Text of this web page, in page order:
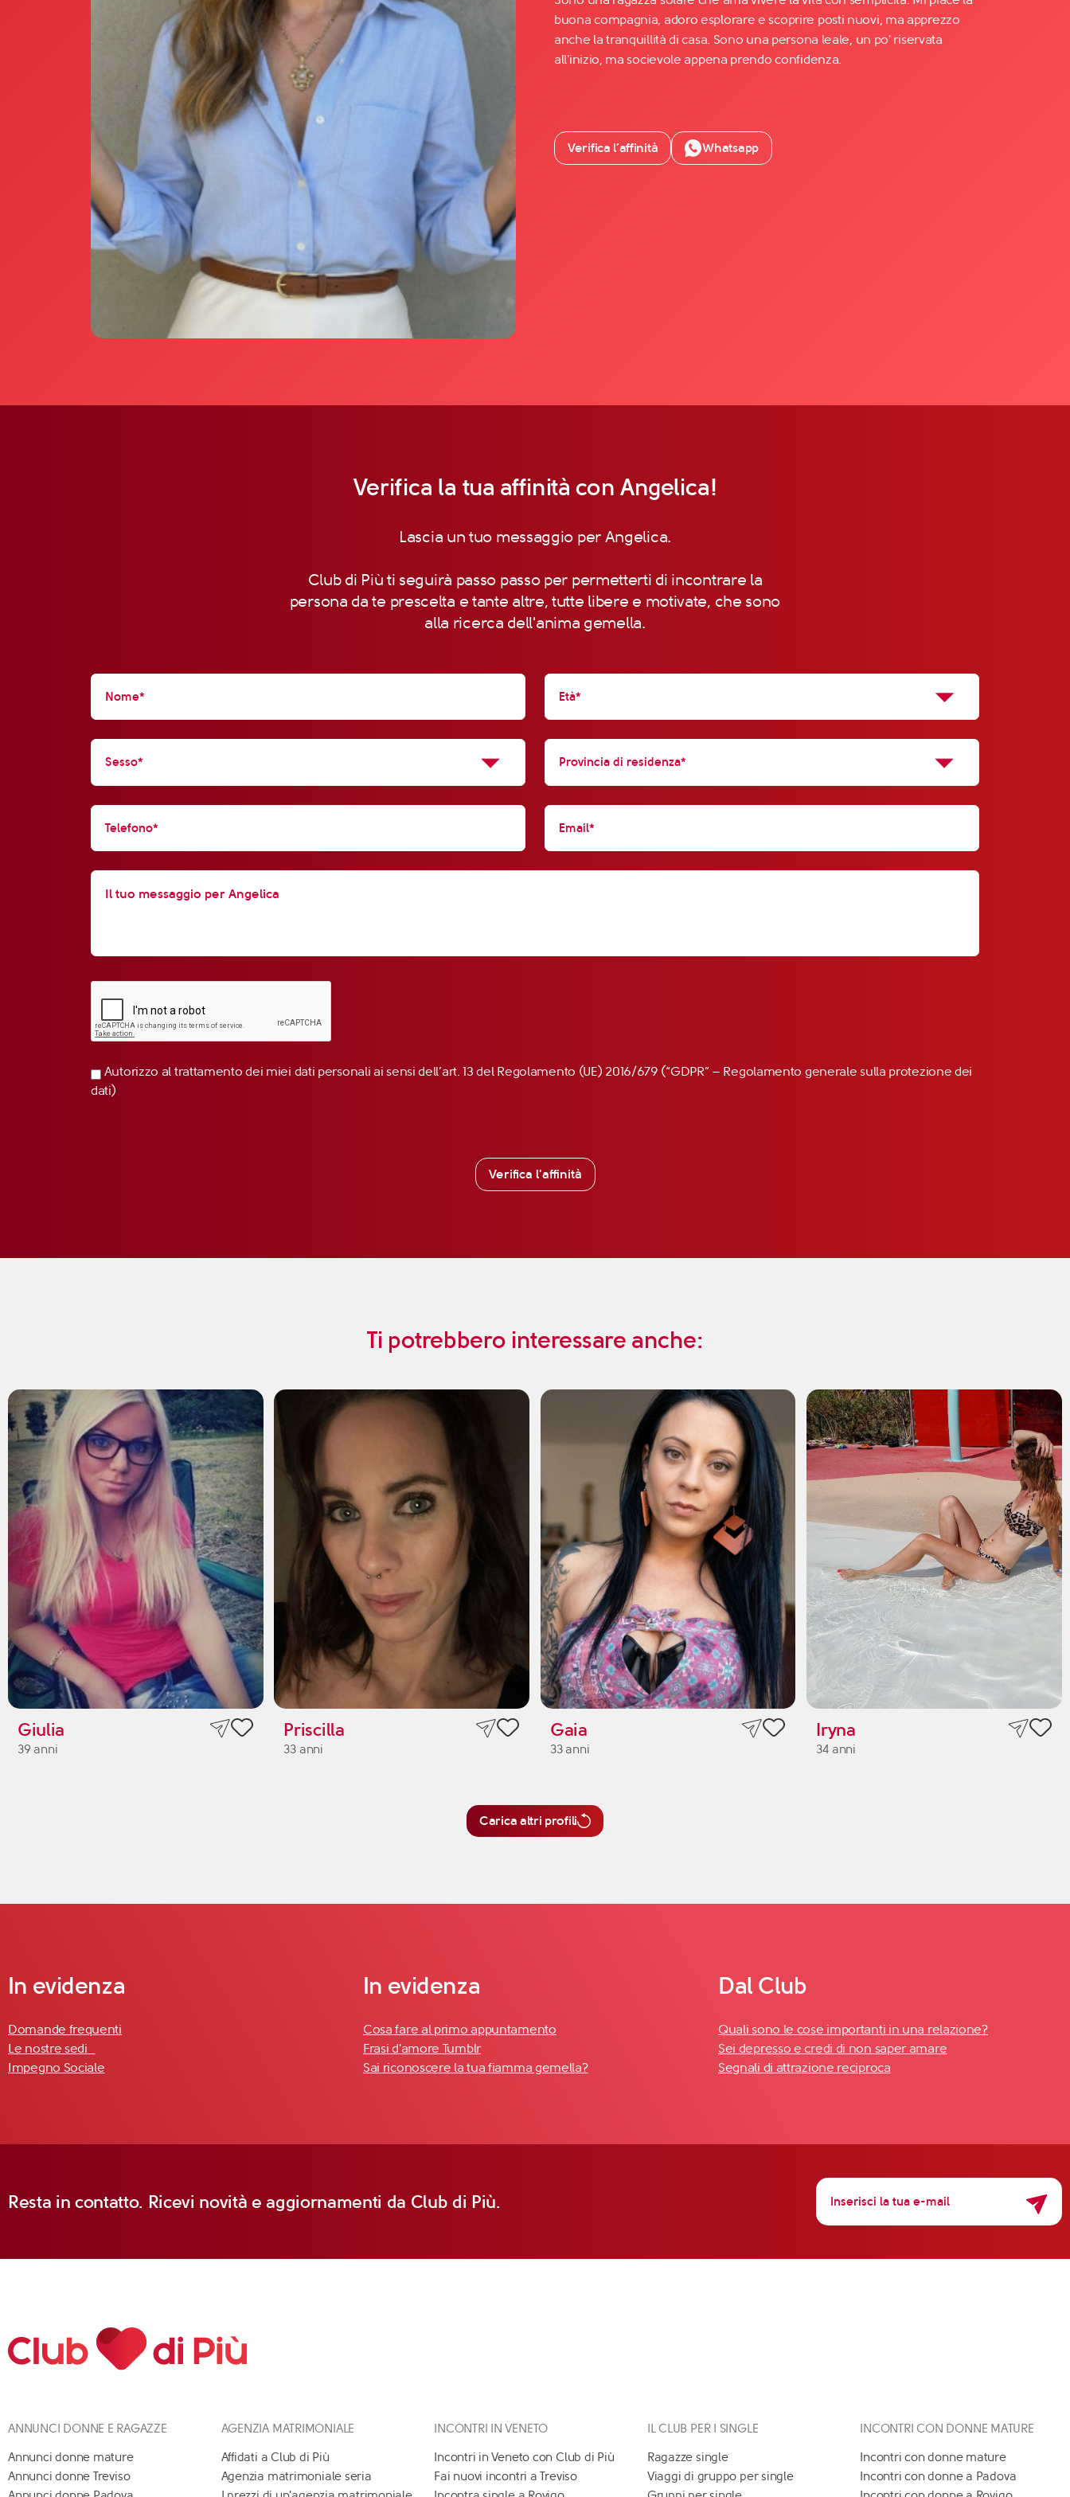
Facebook
TikTok
buona compagnia, adoro esplorare e scoprire posti nuovi, ma apprezzo
anche la tranquillità di casa. Sono una persona leale, un po' riservata
all'inizio, ma socievole appena prendo confidenza.
Verifica l’affinità Whatsapp
Verifica la tua affinità con Angelica!
Lascia un tuo messaggio per Angelica.
Club di Più ti seguirà passo passo per permetterti di incontrare la
persona da te prescelta e tante altre, tutte libere e motivate, che sono
alla ricerca dell'anima gemella.
Autorizzo al trattamento dei miei dati personali ai sensi dell’art. 13 del Regolamento (UE) 2016/679 (“GDPR” – Regolamento generale sulla protezione dei
dati)
Verifica l'affinità
Ti potrebbero interessare anche:
Giulia
39 anni
Priscilla
33 anni
Gaia
33 anni
Iryna
34 anni
Carica altri profili
In evidenza
Domande frequenti
Le nostre sedi
Impegno Sociale
In evidenza
Cosa fare al primo appuntamento
Frasi d'amore Tumblr
Sai riconoscere la tua fiamma gemella?
Dal Club
Quali sono le cose importanti in una relazione?
Sei depresso e credi di non saper amare
Segnali di attrazione reciproca
Resta in contatto. Ricevi novità e aggiornamenti da Club di Più.
ANNUNCI DONNE E RAGAZZE
Annunci donne mature
Annunci donne Treviso
AGENZIA MATRIMONIALE
Affidati a Club di Più
Agenzia matrimoniale seria
INCONTRI IN VENETO
Incontri in Veneto con Club di Più
Fai nuovi incontri a Treviso
IL CLUB PER I SINGLE
Ragazze single
Viaggi di gruppo per single
INCONTRI CON DONNE MATURE
Incontri con donne mature
Incontri con donne a Padova